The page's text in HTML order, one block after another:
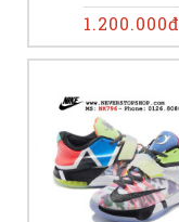
1.200.000đ